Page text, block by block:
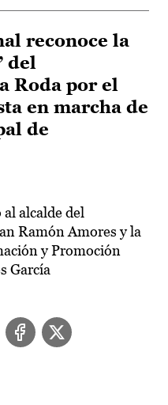
reconoce la
del
Roda por el
en marcha de
de
alcalde del
Ramón Amores y la
y Promoción
García